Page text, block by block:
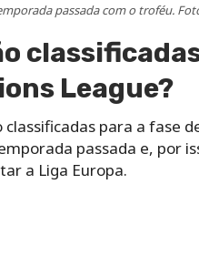
passada com o troféu.
League?
para a fase
passada e, por
a Liga Europa.